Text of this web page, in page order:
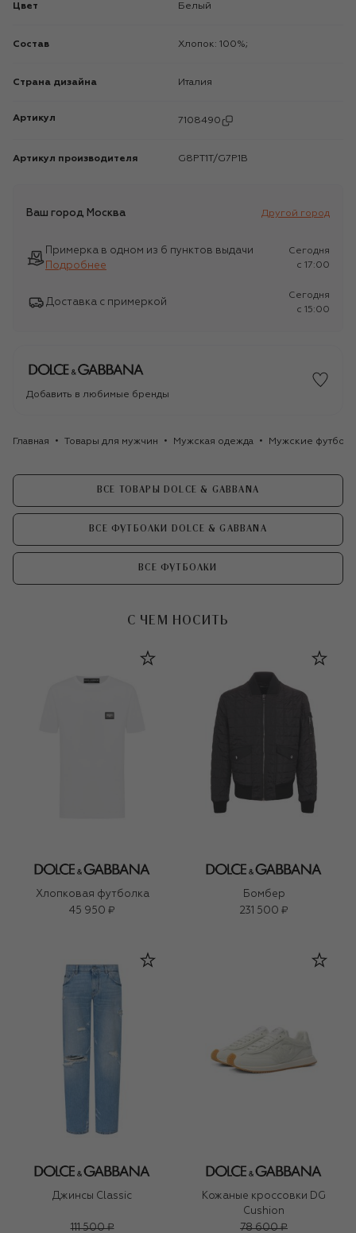
Цвет Белый
Состав Хлопок: 100%;
Страна дизайна Италия
Артикул 7108490
Артикул производителя G8PT1T/G7P1B
Ваш город Москва Другой город
Примерка в одном из 6 пунктов выдачи
Подробнее
Сегодня
c 17:00
Доставка с примеркой
Сегодня
c 15:00
Добавить в любимые бренды
Главная Товары для мужчин Мужская одежда Мужские
ВСЕ ТОВАРЫ DOLCE & GABBANA
ВСЕ ФУТБОЛКИ DOLCE & GABBANA
ВСЕ ФУТБОЛКИ
С ЧЕМ НОСИТЬ
Хлопковая футболка
45 950 ₽
Бомбер
231 500 ₽
Джинсы Classic
111 500 ₽
Кожаные кроссовки DG
Cushion
78 600 ₽